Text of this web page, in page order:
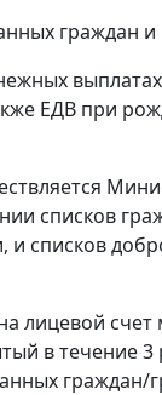
граждан и
ЕДВ при
списков
списков
лицевой
в течение 3